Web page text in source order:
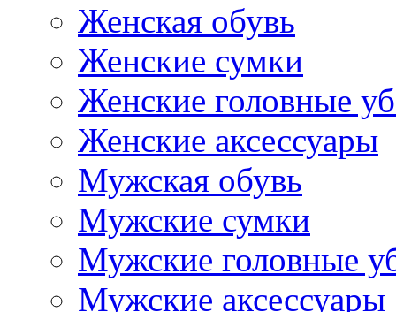
Женская обувь
Женские сумки
Женские головные
Женские аксессуары
Мужская обувь
Мужские сумки
Мужские головные
Мужские аксессуары